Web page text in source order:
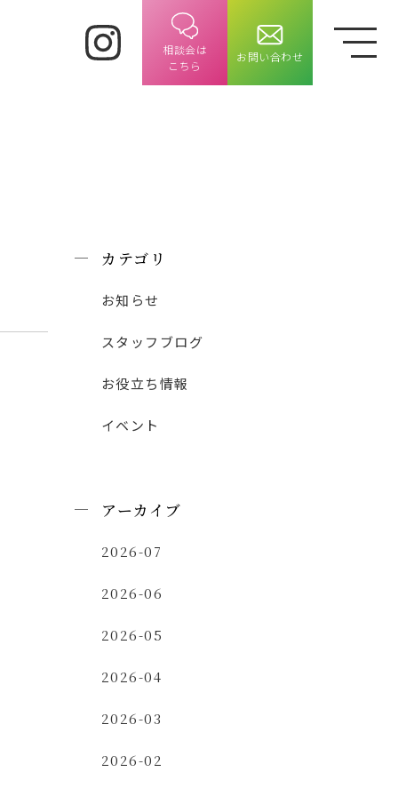
相談会は
​​​​​​​こちら
お問い合わせ
カテゴリ
お知らせ
スタッフブログ
お役立ち情報
イベント
アーカイブ
2026-07
2026-06
2026-05
2026-04
2026-03
2026-02